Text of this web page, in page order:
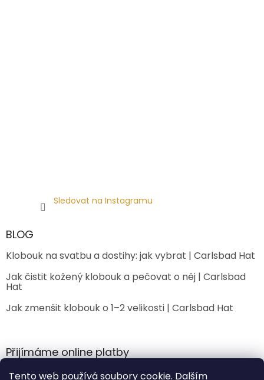
Tento web používá soubory cookie. Dalším
Sledovat na Instagramu
BLOG
Klobouk na svatbu a dostihy: jak vybrat | Carlsbad Hat
Jak čistit kožený klobouk a pečovat o něj | Carlsbad
Hat
Jak zmenšit klobouk o 1–2 velikosti | Carlsbad Hat
Přijímáme online platby